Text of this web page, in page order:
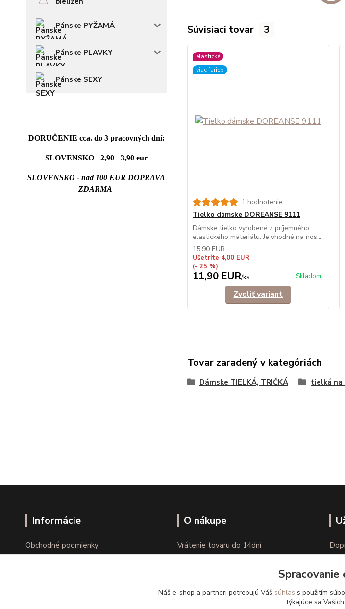
Pánske PYŽAMÁ
Pánske PLAVKY
Pánske SEXY
DORUČENIE cca. do 3 pracovných dní:
SLOVENSKO - 2,90 - 3,90 eur
SLOVENSKO - nad 100 EUR DOPRAVA
ZDARMA
Súvisiaci tovar 3
elastické
viac farieb
1 hodnotenie
Tielko dámske DOREANSE 9111
Dámske tielko vyrobené z príjemného
elastického materiálu. Je vhodné na nos...
15,90 EUR
Ušetríte 4,00 EUR
(- 25 %)
11,90 EUR/ks Skladom
Zvoliť variant
Tovar zaradený v kategóriách
Dámske TIELKÁ, TRIČKÁ tielká na
Informácie
Obchodné podmienky
O nákupe
Vrátenie tovaru do 14dní
Spracovanie
Náš e-shop a partneri potrebujú Váš súhlas s použitím
týkajúce sa Vašich